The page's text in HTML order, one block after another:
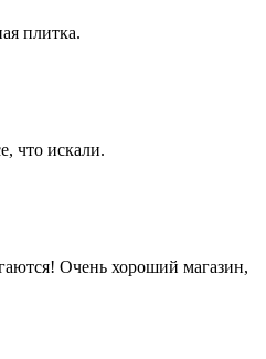
плитка.
что искали.
Очень хороший магазин,